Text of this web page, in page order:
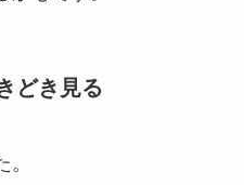
どき見る